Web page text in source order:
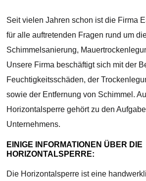
Seit vielen Jahren schon ist die Firma
für alle auftretenden Fragen rund um
Schimmelsanierung,
Unsere Firma beschäftigt sich mit der
Feuchtigkeitsschäden, der
sowie der Entfernung von Schimmel.
Horizontalsperre gehört zu den
Unternehmens.
EINIGE INFORMATIONEN ÜBER DIE
HORIZONTALSPERRE:
Die Horizontalsperre ist eine